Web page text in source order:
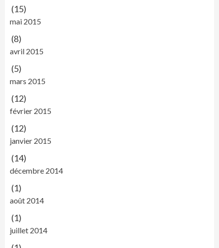
(15)
mai 2015
(8)
avril 2015
(5)
mars 2015
(12)
février 2015
(12)
janvier 2015
(14)
décembre 2014
(1)
août 2014
(1)
juillet 2014